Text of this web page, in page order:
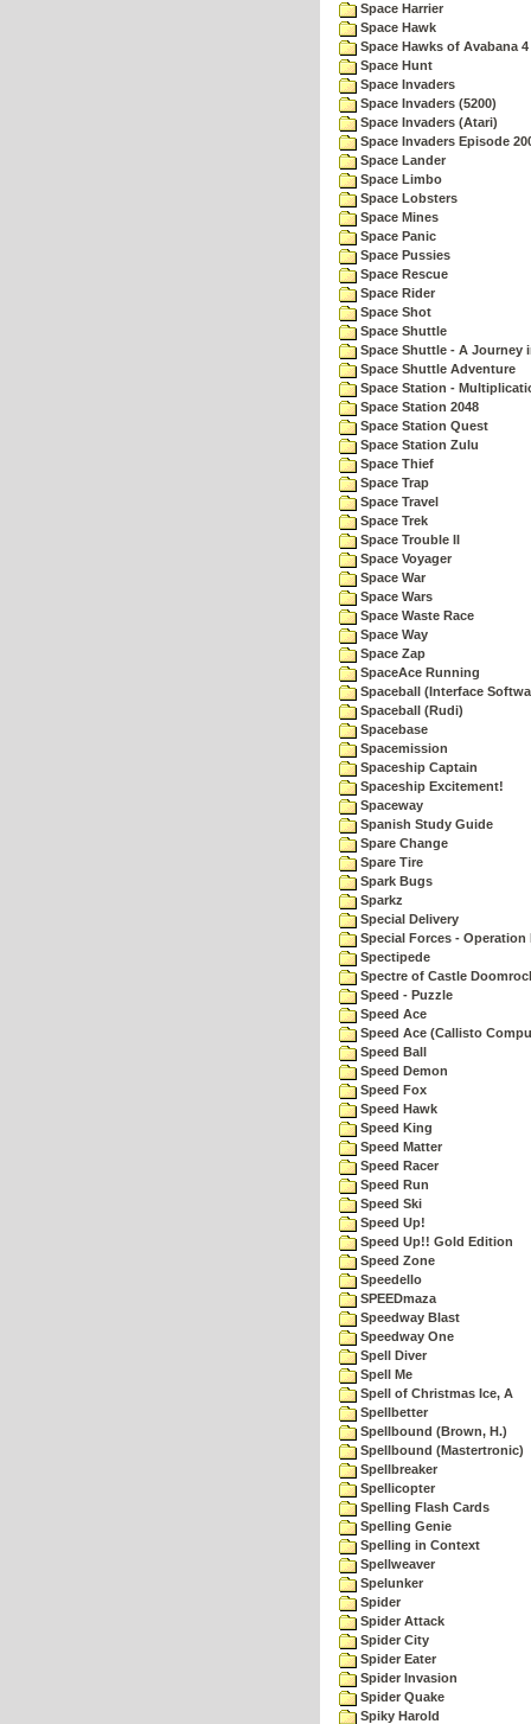
Space Harrier
Space Hawk
Space Hawks of Avabana 4
Space Hunt
Space Invaders
Space Invaders (5200)
Space Invaders (Atari)
Space Invaders Episode
Space Lander
Space Limbo
Space Lobsters
Space Mines
Space Panic
Space Pussies
Space Rescue
Space Rider
Space Shot
Space Shuttle
Space Shuttle - A Journey
Space Shuttle Adventure
Space Station -
Space Station 2048
Space Station Quest
Space Station Zulu
Space Thief
Space Trap
Space Travel
Space Trek
Space Trouble II
Space Voyager
Space War
Space Wars
Space Waste Race
Space Way
Space Zap
SpaceAce Running
Spaceball (Interface
Spaceball (Rudi)
Spacebase
Spacemission
Spaceship Captain
Spaceship Excitement!
Spaceway
Spanish Study Guide
Spare Change
Spare Tire
Spark Bugs
Sparkz
Special Delivery
Special Forces - Operation
Spectipede
Spectre of Castle
Speed - Puzzle
Speed Ace
Speed Ace (Callisto
Speed Ball
Speed Demon
Speed Fox
Speed Hawk
Speed King
Speed Matter
Speed Racer
Speed Run
Speed Ski
Speed Up!
Speed Up!! Gold Edition
Speed Zone
Speedello
SPEEDmaza
Speedway Blast
Speedway One
Spell Diver
Spell Me
Spell of Christmas Ice, A
Spellbetter
Spellbound (Brown, H.)
Spellbound (Mastertronic)
Spellbreaker
Spellicopter
Spelling Flash Cards
Spelling Genie
Spelling in Context
Spellweaver
Spelunker
Spider
Spider Attack
Spider City
Spider Eater
Spider Invasion
Spider Quake
Spiky Harold